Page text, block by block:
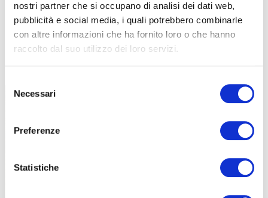
nostri partner che si occupano di analisi dei dati web,
pubblicità e social media, i quali potrebbero combinarle
con altre informazioni che ha fornito loro o che hanno
raccolto dal suo utilizzo dei loro servizi.
delNecessari
Preferenze
Statistiche
TUTTE LE CATEGORIE DEL MAGAZINE